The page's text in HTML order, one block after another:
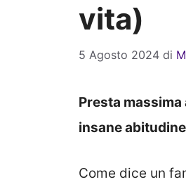
vita)
5 Agosto 2024 di
Presta
insane
Come dice un